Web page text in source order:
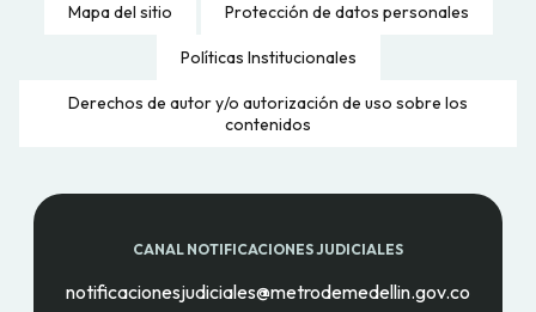
Mapa del sitio Protección de datos personales
Políticas Institucionales
Derechos de autor y/o autorización de uso sobre los
contenidos
CANAL NOTIFICACIONES JUDICIALES
notificacionesjudiciales@metrodemedellin.gov.co